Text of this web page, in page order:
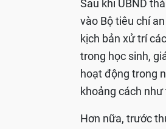
Sau khi UBND
vào Bộ tiêu chí
kịch bản xử trí
trong học sinh,
hoạt động trong
khoảng cách như
Hơn nữa, trước